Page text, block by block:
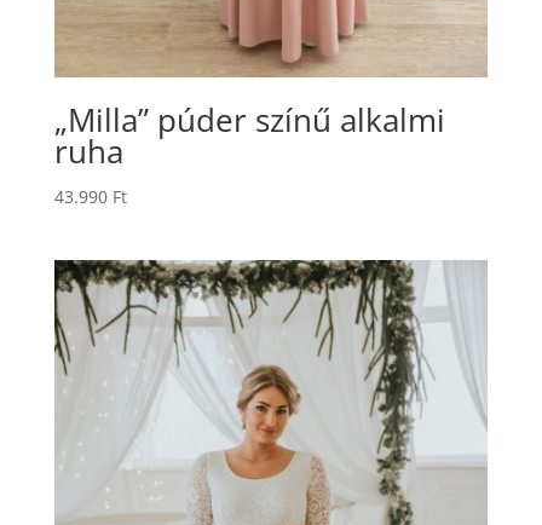
„Milla” púder színű alkalmi
ruha
43.990 Ft